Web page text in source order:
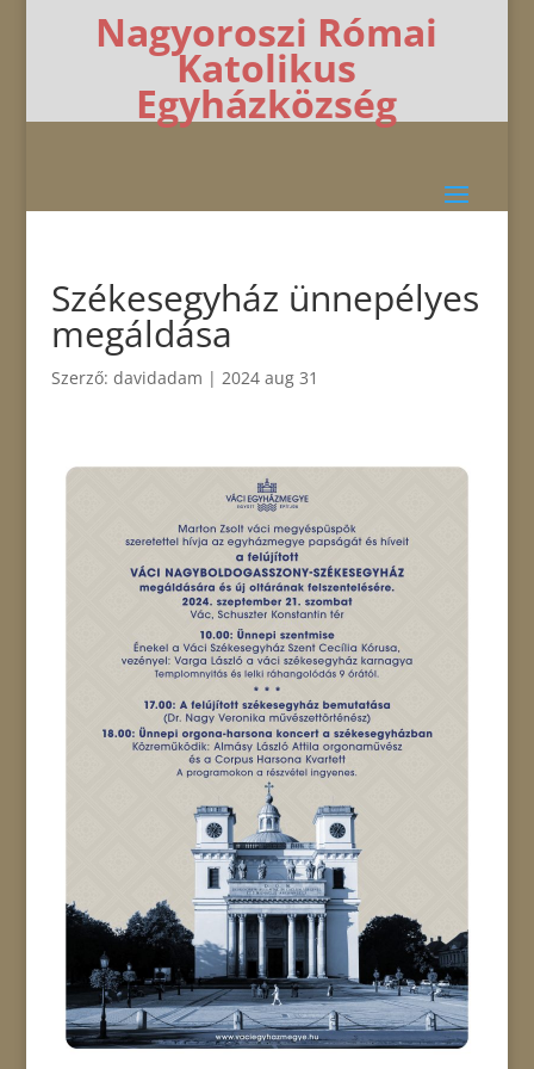
Nagyoroszi Római
Katolikus
Egyházközség
Székesegyház ünnepélyes
megáldása
Szerző: davidadam | 2024 aug 31